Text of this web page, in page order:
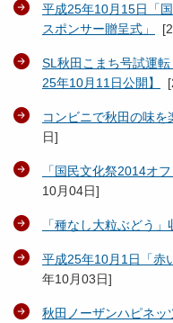
平成25年10月15日「
スポンサー贈呈式」
[
SL秋田こまち号試運
25年10月11日公開】
[
コンビニで秋田の味
日]
「国民文化祭2014オ
10月04日]
「種なし大粒ぶどう」
平成25年10月1日「赤
年10月03日]
秋田ノーザンハピネ